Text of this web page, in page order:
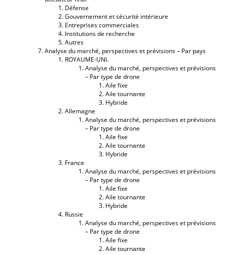
Défense
Gouvernement et sécurité intérieure
Entreprises commerciales
Institutions de recherche
Autres
Analyse du marché, perspectives et prévisions – Par pays
ROYAUME-UNI.
Analyse du marché, perspectives et prévisions
– Par type de drone
Aile fixe
Aile tournante
Hybride
Allemagne
Analyse du marché, perspectives et prévisions
– Par type de drone
Aile fixe
Aile tournante
Hybride
France
Analyse du marché, perspectives et prévisions
– Par type de drone
Aile fixe
Aile tournante
Hybride
Russie
Analyse du marché, perspectives et prévisions
– Par type de drone
Aile fixe
Aile tournante